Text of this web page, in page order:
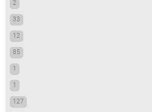
2
33
12
85
1
1
127